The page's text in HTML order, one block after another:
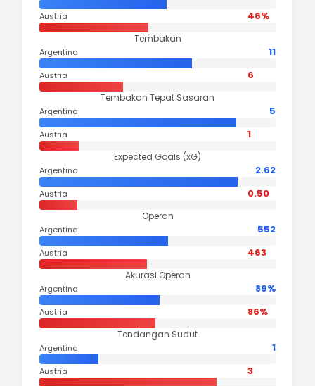
Austria 46%
Tembakan
Argentina 11
Austria 6
Tembakan Tepat Sasaran
Argentina 5
Austria 1
Expected Goals (xG)
Argentina 2.62
Austria 0.50
Operan
Argentina 552
Austria 463
Akurasi Operan
Argentina 89%
Austria 86%
Tendangan Sudut
Argentina 1
Austria 3